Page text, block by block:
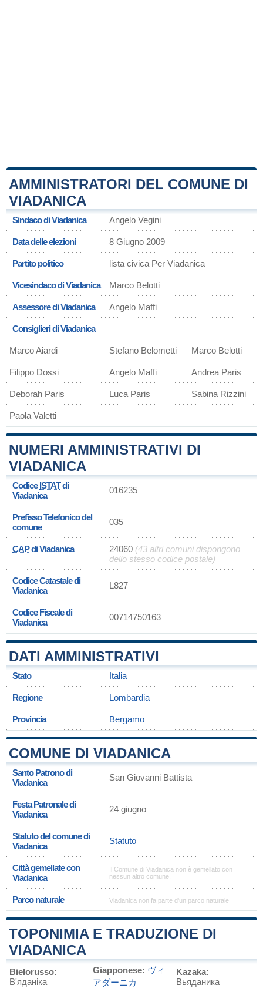
AMMINISTRATORI DEL COMUNE DI
VIADANICA
Sindaco di Viadanica Angelo Vegini
Data delle elezioni 8 Giugno 2009
Partito politico lista civica Per Viadanica
Vicesindaco di Viadanica Marco Belotti
Assessore di Viadanica Angelo Maffi
Consiglieri di Viadanica
Marco Aiardi Stefano Belometti Marco Belotti
Filippo Dossi Angelo Maffi Andrea Paris
Deborah Paris Luca Paris Sabina Rizzini
Paola Valetti
NUMERI AMMINISTRATIVI DI
VIADANICA
CodiceISTATdi
Viadanica
016235
Prefisso Telefonico del
comune
035
CAPdi Viadanica 24060 (43 altri comuni dispongono
dello stesso codice postale)
Codice Catastale di
Viadanica
L827
Codice Fiscale di
Viadanica
00714750163
DATI AMMINISTRATIVI
Stato Italia
Regione Lombardia
Provincia Bergamo
COMUNE DI VIADANICA
Santo Patrono di
Viadanica
San Giovanni Battista
Festa Patronale di
Viadanica
24 giugno
Statuto del comune di
Viadanica
Statuto
Città gemellate con
Viadanica
Il Comune di Viadanica non è gemellato con
nessun altro comune.
Parco naturale Viadanica non fa parte d'un parco naturale
TOPONIMIA E TRADUZIONE DI
VIADANICA
Bielorusso:
В'яданіка
Giapponese: ヴィ
アダーニカ
Kazaka:
Вьяданика